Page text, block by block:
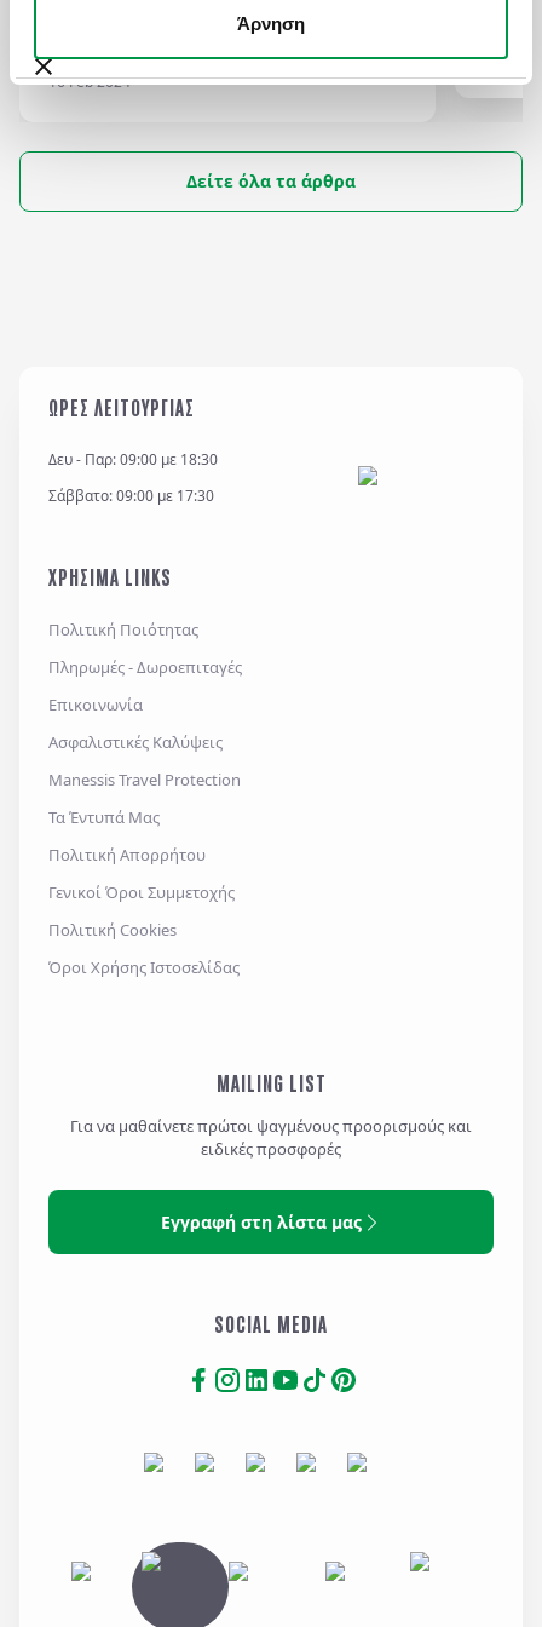
Άρνηση
Το Μουσείο Πράδο είναι το κύριο ισπανικό
εθνικό μουσείο τέχνης και βρίσκεται στο
κέντρο της Μαδρίτης.
16 Feb 2024
28 Mar
Δείτε όλα τα άρθρα
ΩΡΕΣ ΛΕΙΤΟΥΡΓΙΑΣ
Δευ - Παρ: 09:00 με 18:30
Σάββατο: 09:00 με 17:30
ΧΡΗΣΙΜΑ LINKS
Πολιτική Ποιότητας
Πληρωμές - Δωροεπιταγές
Επικοινωνία
Ασφαλιστικές Καλύψεις
Manessis Travel Protection
Τα Έντυπά Μας
Πολιτική Απορρήτου
Γενικοί Όροι Συμμετοχής
Πολιτική Cookies
Όροι Χρήσης Ιστοσελίδας
MAILING LIST
Για να μαθαίνετε πρώτοι ψαγμένους προορισμούς και
ειδικές προσφορές
Εγγραφή στη λίστα μας
SOCIAL MEDIA